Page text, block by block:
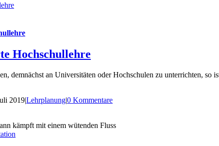
Hochschullehre
demnächst an Universitäten oder Hochschulen zu unterrichten, so
2019|Lehrplanung|0 Kommentare